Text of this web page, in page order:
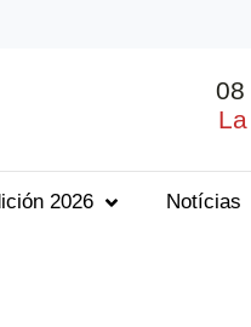
08
2026 Notícias